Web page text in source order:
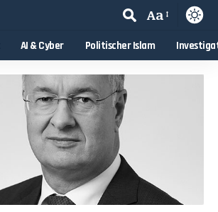
Aa
AI & Cyber Politischer Islam